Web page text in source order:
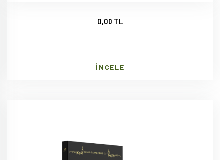
0,00 TL
İNCELE